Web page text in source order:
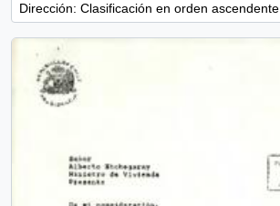
Dirección: Clasificación en orden ascendente